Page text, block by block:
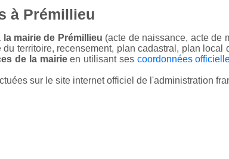
à Prémillieu
mairie de Prémillieu (acte de naissance, acte de
territoire, recensement, plan cadastral, plan
de la mairieen utilisant ses coordonnées
sur le site internet officiel de l'administration